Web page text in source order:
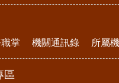
掌 機關通訊錄 所屬
區